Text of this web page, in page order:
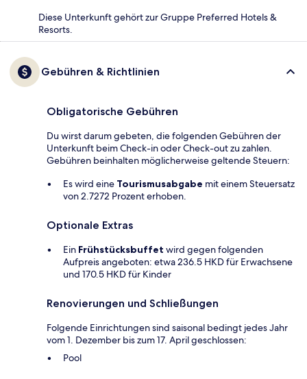
Diese Unterkunft gehört zur Gruppe Preferred Hotels &
Resorts.
Gebühren & Richtlinien
Obligatorische Gebühren
Du wirst darum gebeten, die folgenden Gebühren der
Unterkunft beim Check-in oder Check-out zu zahlen.
Gebühren beinhalten möglicherweise geltende Steuern:
Es wird eine Tourismusabgabe mit einem Steuersatz
von 2.7272 Prozent erhoben.
Optionale Extras
Ein Frühstücksbuffet wird gegen folgenden
Aufpreis angeboten: etwa 236.5 HKD für Erwachsene
und 170.5 HKD für Kinder
Renovierungen und Schließungen
Folgende Einrichtungen sind saisonal bedingt jedes Jahr
vom 1. Dezember bis zum 17. April geschlossen:
Pool